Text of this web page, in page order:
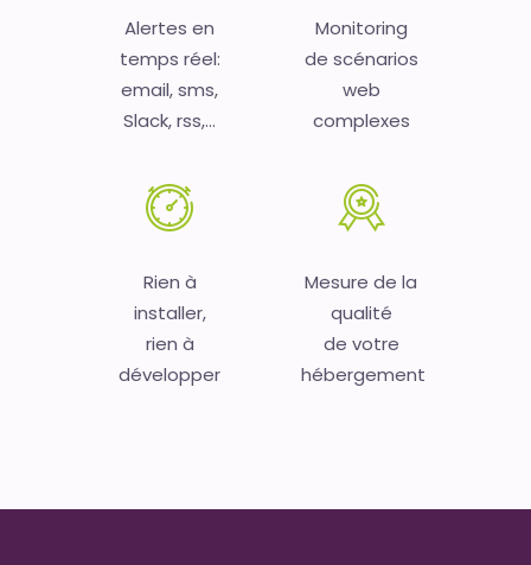
Alertes en
temps réel:
email, sms,
Slack, rss,...
Monitoring
de scénarios
web
complexes
Rien à
installer,
rien à
développer
Mesure de la
qualité
de votre
hébergement